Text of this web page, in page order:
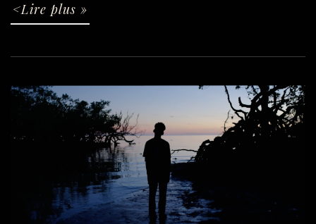
<Lire plus »